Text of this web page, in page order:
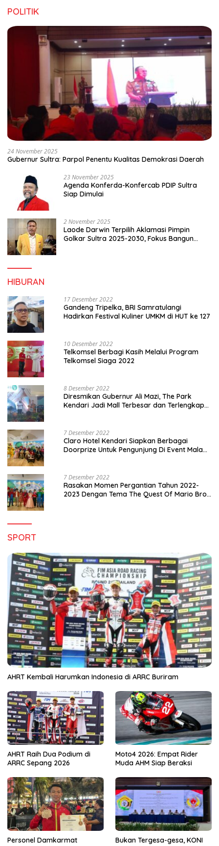
POLITIK
24 November 2025
Gubernur Sultra: Parpol Penentu Kualitas Demokrasi Daerah
23 November 2025
Agenda Konferda-Konfercab PDIP Sultra
Siap Dimulai
2 November 2025
Laode Darwin Terpilih Aklamasi Pimpin
Golkar Sultra 2025-2030, Fokus Bangun
HIBURAN
17 Desember 2022
Gandeng Tripelka, BRI Samratulangi
Hadirkan Festival Kuliner UMKM di HUT ke 127
10 Desember 2022
Telkomsel Berbagi Kasih Melalui Program
Telkomsel Siaga 2022
8 Desember 2022
Diresmikan Gubernur Ali Mazi, The Park
Kendari Jadi Mall Terbesar dan Terlengkap
7 Desember 2022
Claro Hotel Kendari Siapkan Berbagai
Doorprize Untuk Pengunjung Di Event Malam
7 Desember 2022
Rasakan Momen Pergantian Tahun 2022-
2023 Dengan Tema The Quest Of Mario Bros
SPORT
AHRT Kembali Harumkan Indonesia di ARRC Buriram
AHRT Raih Dua Podium di
ARRC Sepang 2026
Moto4 2026: Empat Rider
Muda AHM Siap Beraksi
Personel Damkarmat
Bukan Tergesa-gesa, KONI